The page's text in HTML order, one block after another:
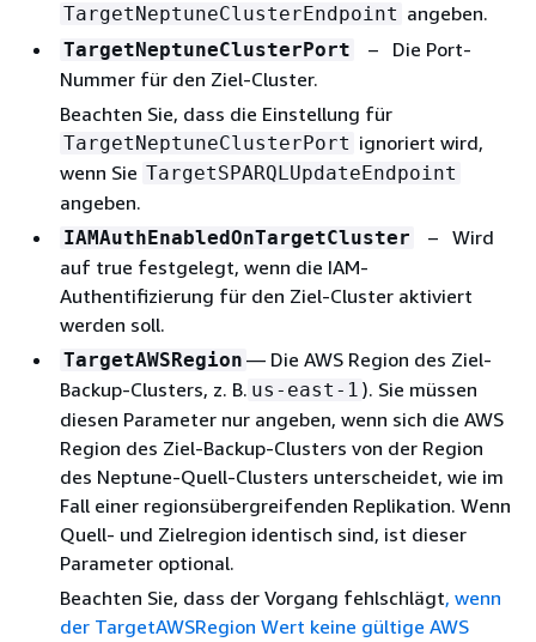
TargetNeptuneClusterEndpoint angeben.
TargetNeptuneClusterPort
– Die Port-
Nummer für den Ziel-Cluster.
Beachten Sie, dass die Einstellung für
TargetNeptuneClusterPort ignoriert wird,
wenn Sie TargetSPARQLUpdateEndpoint
angeben.
IAMAuthEnabledOnTargetCluster
– Wird
auf true festgelegt, wenn die IAM-
Authentifizierung für den Ziel-Cluster aktiviert
werden soll.
TargetAWSRegion — Die AWS Region des Ziel-
Backup-Clusters, z. B. us-east-1 ). Sie müssen
diesen Parameter nur angeben, wenn sich die AWS
Region des Ziel-Backup-Clusters von der Region
des Neptune-Quell-Clusters unterscheidet, wie im
Fall einer regionsübergreifenden Replikation. Wenn
Quell- und Zielregion identisch sind, ist dieser
Parameter optional.
Beachten Sie, dass der Vorgang fehlschlägt, wenn
der TargetAWSRegion Wert keine gültige AWS